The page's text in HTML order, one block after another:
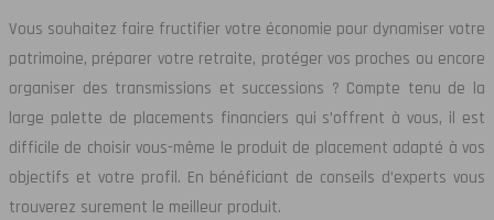
Vous souhaitez faire fructifier votre économie pour dynamiser votre
patrimoine, préparer votre retraite, protéger vos proches ou encore
organiser des transmissions et successions ? Compte tenu de la
large palette de placements financiers qui s’offrent à vous, il est
difficile de choisir vous-même le produit de placement adapté à vos
objectifs et votre profil. En bénéficiant de conseils d’experts vous
trouverez surement le meilleur produit.